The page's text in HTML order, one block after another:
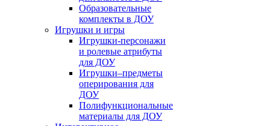
Образовательные
комплекты в ДОУ
Игрушки и игры
Игрушки-персонажи
и ролевые атрибуты
для ДОУ
Игрушки–предметы
оперирования для
ДОУ
Полифункциональные
материалы для ДОУ